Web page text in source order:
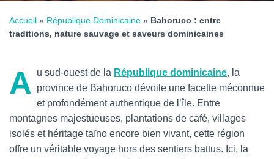
Accueil » République Dominicaine » Bahoruco : entre
traditions, nature sauvage et saveurs dominicaines
A u sud-ouest de la République dominicaine, la
province de Bahoruco dévoile une facette méconnue
et profondément authentique de l’île. Entre
montagnes majestueuses, plantations de café, villages
isolés et héritage taïno encore bien vivant, cette région
offre un véritable voyage hors des sentiers battus. Ici, la